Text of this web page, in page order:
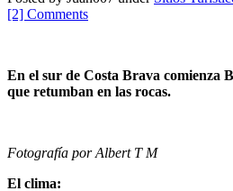
[2] Comments
En el sur de Costa Brava comienza
que retumban en las rocas.
Fotografía por Albert T M
El clima: